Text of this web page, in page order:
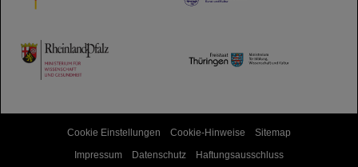
TMWWDG
Cookie Einstellungen Cookie-Hinweise
Sitemap
Impressum
Datenschutz Haftungsausschluss